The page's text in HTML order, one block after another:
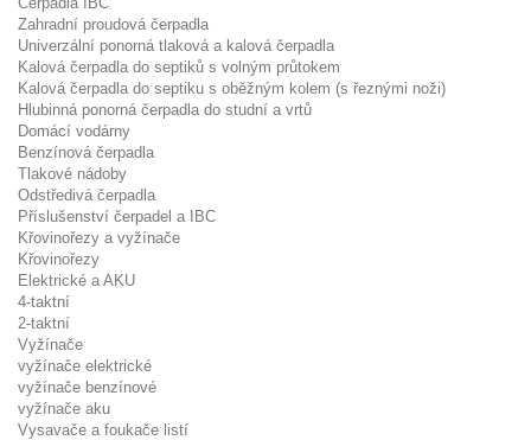
Zahradní proudová čerpadla
Univerzální ponorná tlaková a kalová čerpadla
Kalová čerpadla do septiků s volným průtokem
Kalová čerpadla do septiku s oběžným kolem (s řeznými noži)
Hlubinná ponorná čerpadla do studní a vrtů
Domácí vodárny
Benzínová čerpadla
Tlakové nádoby
Odstředivá čerpadla
Příslušenství čerpadel a IBC
Křovinořezy a vyžínače
Křovinořezy
Elektrické a AKU
4-taktní
2-taktní
Vyžínače
vyžínače elektrické
vyžínače benzínové
vyžínače aku
Vysavače a foukače listí